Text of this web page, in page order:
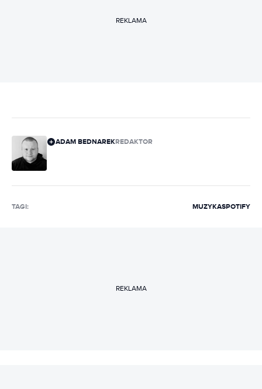
REKLAMA
ADAM BEDNAREKREDAKTOR
TAGI: MUZYKASPOTIFY
REKLAMA